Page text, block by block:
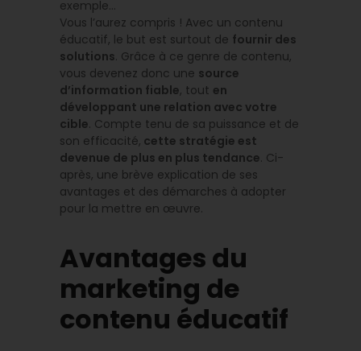
exemple…
Vous l’aurez compris ! Avec un contenu
éducatif, le but est surtout de fournir des
solutions. Grâce à ce genre de contenu,
vous devenez donc une source
d’information fiable, tout en
développant une relation avec votre
cible. Compte tenu de sa puissance et de
son efficacité, cette stratégie est
devenue de plus en plus tendance. Ci-
après, une brève explication de ses
avantages et des démarches à adopter
pour la mettre en œuvre.
Avantages du
marketing de
contenu éducatif